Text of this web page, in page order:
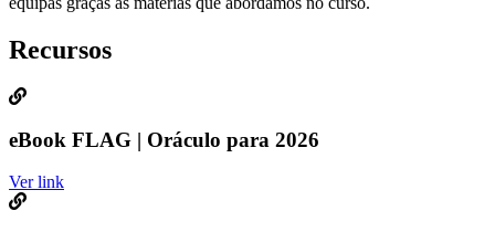
Recursos
eBook FLAG | Oráculo para 2026
Ver link